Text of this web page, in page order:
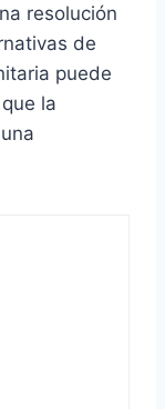
resolución
de
puede
la